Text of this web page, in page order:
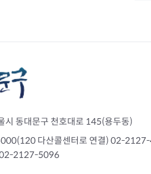
동대문구 천호대로 145(용두동)
다산콜센터로 연결) 02-2127-
02-2127-5096